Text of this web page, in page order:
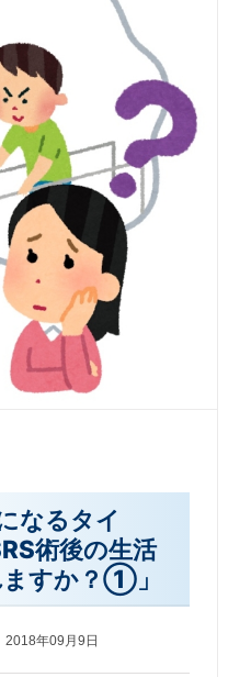
なるタイ
術後の生活
すか？①」
2018年09月9日